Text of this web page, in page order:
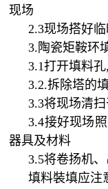
现场
2.3现场搭好临
3.陶瓷矩鞍环
3.1打开填料
3.2.拆除塔的
3.3将现场清
3.4接好现场
器具及材料
3.5将卷扬机
填料裝填应注